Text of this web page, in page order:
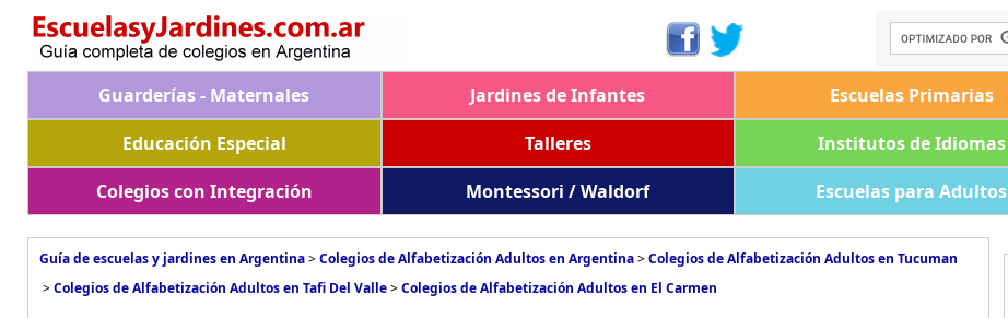
Guarderías - Maternales Jardines de Infantes Escuelas Primarias
Educación Especial
Talleres Institutos de Idiomas
Colegios con Integración
Montessori / Waldorf Escuelas para Adultos
Guía de escuelas y jardines en Argentina>Colegios de Alfabetización Adultos en Argentina>Colegios de Alfabetización Adultos en Tucuman
>Colegios de Alfabetización Adultos en Tafi Del Valle>Colegios de Alfabetización Adultos en El Carmen